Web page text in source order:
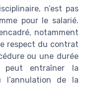
n’est pas
pour le salarié.
notamment
respect du contrat
ou une durée
entraîner la
l’annulation de la